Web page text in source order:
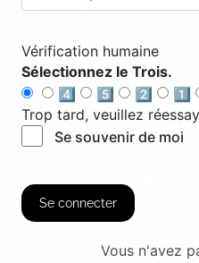
Vérification humaine
Sélectionnez le Trois.
4️⃣
5️⃣ 2️⃣ 1️⃣
Trop tard, veuillez
Se souvenir de moi
Se connecter
Vous n'avez